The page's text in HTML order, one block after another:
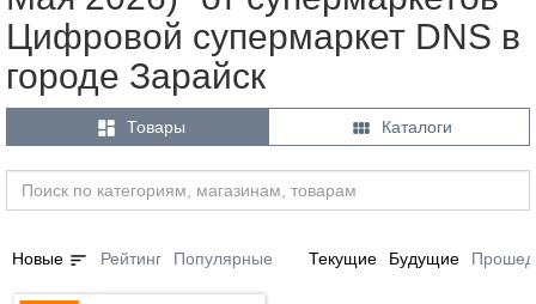
Цифровой супермаркет DNS в
городе Зарайск
 Товары  Каталоги
Новые sort Рейтинг Популярные Текущие Будущие